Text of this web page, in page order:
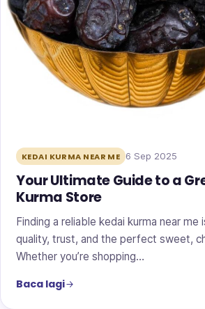
KEDAI KURMA NEAR ME 6 Sep 2025
Your Ultimate Guide to a
Kurma Store
Finding a reliable kedai kurma near me
quality, trust, and the perfect sweet,
Whether you’re shopping…
Baca lagi